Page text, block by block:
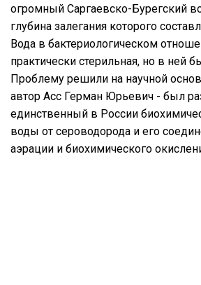
огромный Саргаевско-Бурегский
глубина залегания которого
Вода в бактериологическом
практически стерильная, но в ней
Проблему решили на научной
автор Acс Герман Юрьевич - был
единственный в России
воды от сероводорода и его
аэрации и биохимического